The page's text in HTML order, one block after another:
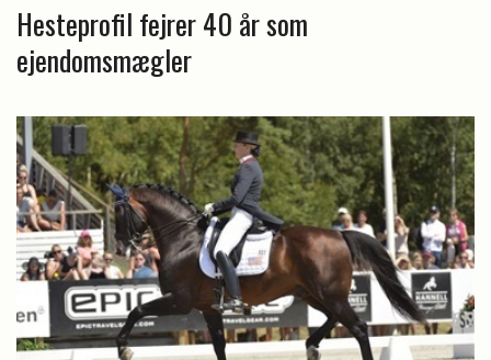
Hesteprofil fejrer 40 år som
ejendomsmægler